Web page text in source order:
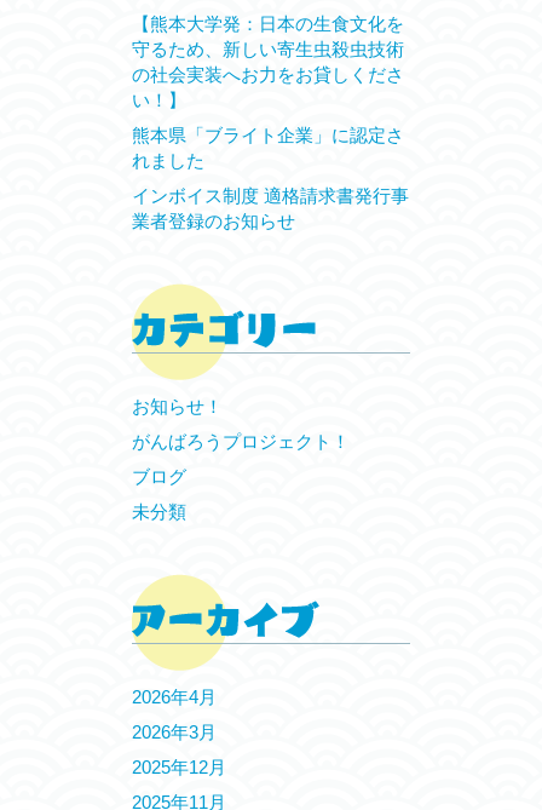
【熊本大学発：日本の生食文化を
守るため、新しい寄生虫殺虫技術
の社会実装へお力をお貸しくださ
い！】
熊本県「ブライト企業」に認定さ
れました
インボイス制度 適格請求書発行事
業者登録のお知らせ
お知らせ！
がんばろうプロジェクト！
ブログ
未分類
2026年4月
2026年3月
2025年12月
2025年11月